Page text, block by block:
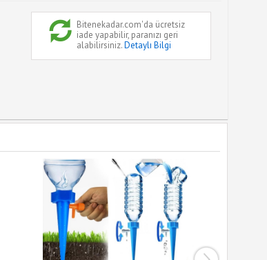
Bitenekadar.com'da ücretsiz
iade yapabilir, paranızı geri
alabilirsiniz.Detaylı Bilgi